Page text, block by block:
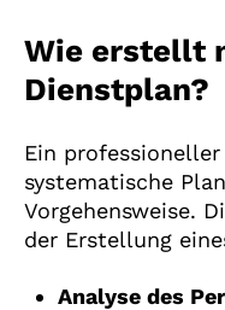
Wie erstellt
Dienstplan?
Ein
systematische
Vorgehensweise.
der Erstellung
Analyse des